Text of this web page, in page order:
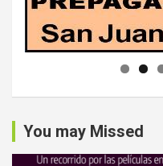
You may Missed